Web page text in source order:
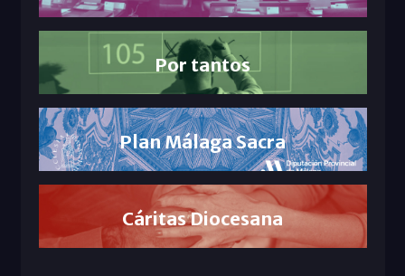
Por tantos
Plan Málaga Sacra
Cáritas Diocesana